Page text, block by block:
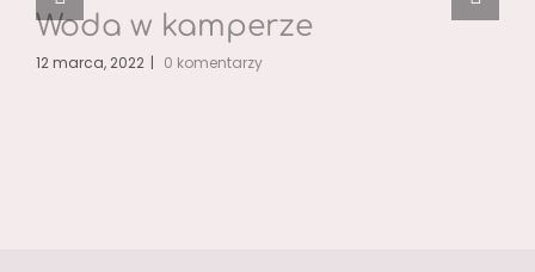
Woda w kamperze
12 marca, 2022 | 0 komentarzy